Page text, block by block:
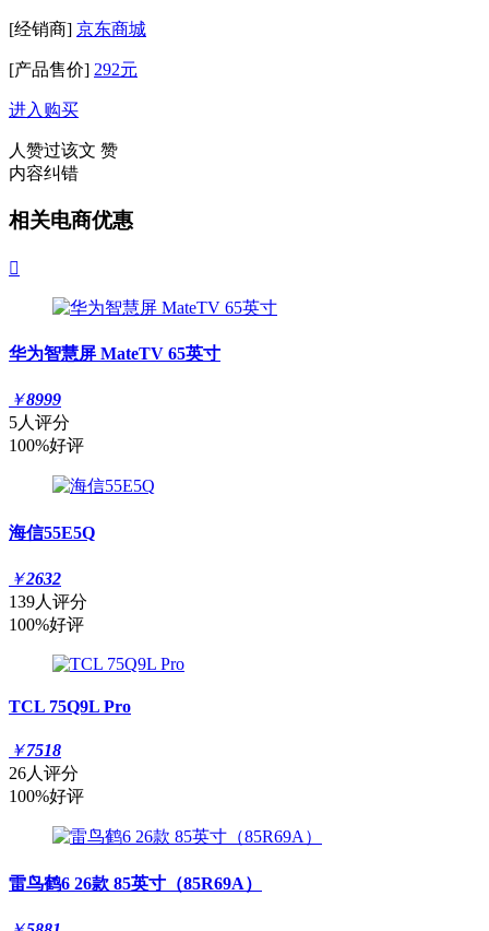
[经销商] 京东商城
[产品售价] 292元
进入购买
人赞过该文 赞
内容纠错
相关电商优惠

华为智慧屏 MateTV 65英寸
￥8999
5人评分
100%好评
海信55E5Q
￥2632
139人评分
100%好评
TCL 75Q9L Pro
￥7518
26人评分
100%好评
雷鸟鹤6 26款 85英寸（85R69A）